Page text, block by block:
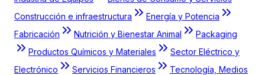
Construcción e infraestructura
Energía y Potencia
Fabricación
Nutrición y Bienestar Animal
Packaging
Productos Químicos y Materiales
Sector Eléctrico y
Electrónico
Servicios Financieros
Tecnología, Medios